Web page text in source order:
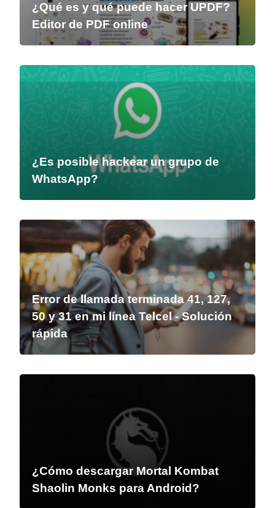
¿Qué es y qué puede hacer UPDF?
Editor de PDF online
¿Es posible hackear un grupo de
WhatsApp?
Error de llamada terminada 41, 127,
50 y 31 en mi línea Telcel - Solución
rápida
¿Cómo descargar Mortal Kombat
Shaolin Monks para Android?